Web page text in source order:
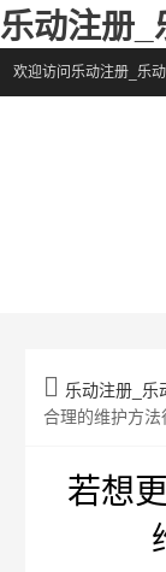
乐动注册_
欢迎访问乐动注册_乐动
 乐动注册_乐
合理的维护方法
若想